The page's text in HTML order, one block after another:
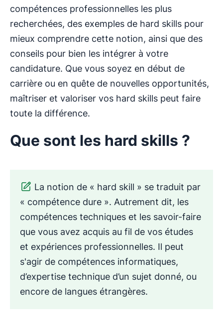
compétences professionnelles les plus
recherchées, des exemples de hard skills pour
mieux comprendre cette notion, ainsi que des
conseils pour bien les intégrer à votre
candidature. Que vous soyez en début de
carrière ou en quête de nouvelles opportunités,
maîtriser et valoriser vos hard skills peut faire
toute la différence.
Que sont les hard skills ?
La notion de « hard skill » se traduit par
« compétence dure ». Autrement dit, les
compétences techniques et les savoir-faire
que vous avez acquis au fil de vos études
et expériences professionnelles. Il peut
s'agir de compétences informatiques,
d’expertise technique d’un sujet donné, ou
encore de langues étrangères.